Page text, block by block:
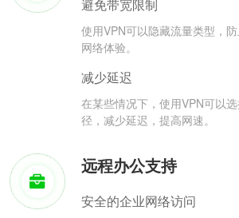
避免带宽限制
使用VPN可以隐藏流量类型，
网络体验。
减少延迟
在某些情况下，使用VPN可以
径，减少延迟，提高网速。
远程办公支持
安全的企业网络访问